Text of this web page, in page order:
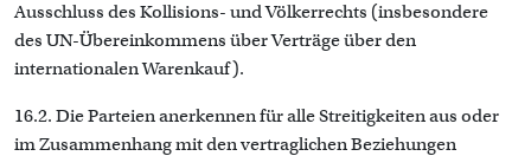
Ausschluss des Kollisions- und Völkerrechts (insbesondere
des UN-Übereinkommens über Verträge über den
internationalen Warenkauf).
16.2. Die Parteien anerkennen für alle Streitigkeiten aus oder
im Zusammenhang mit den vertraglichen Beziehungen